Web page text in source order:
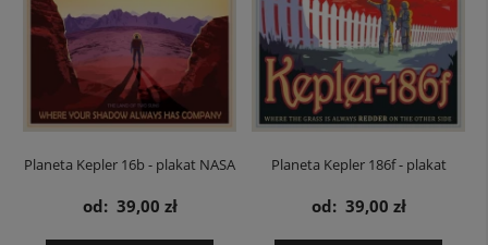
Planeta Kepler 16b - plakat NASA
od: 39,00 zł
Planeta Kepler 186f - plakat
NASA
od: 39,00 zł